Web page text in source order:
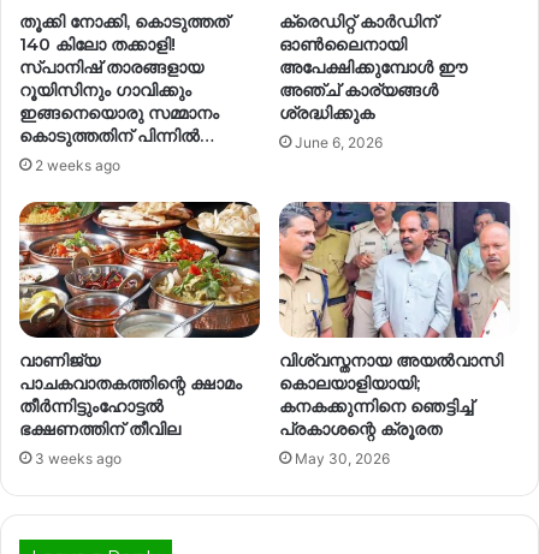
തൂക്കി നോക്കി, കൊടുത്തത്
140 കിലോ തക്കാളി!
സ്പാനിഷ് താരങ്ങളായ
റൂയിസിനും ഗാവിക്കും
ഇങ്ങനെയൊരു സമ്മാനം
കൊടുത്തതിന് പിന്നില്‍…
2 weeks ago
ക്രെഡിറ്റ് കാർഡിന്
ഓൺലൈനായി
അപേക്ഷിക്കുമ്പോൾ ഈ
അഞ്ച് കാര്യങ്ങൾ
ശ്രദ്ധിക്കുക
June 6, 2026
വാണിജ്യ
പാചകവാതകത്തിന്റെ ക്ഷാമം
തീര്‍ന്നിട്ടുംഹോട്ടല്‍
ഭക്ഷണത്തിന് തീവില
3 weeks ago
വിശ്വസ്തനായ അയൽവാസി
കൊലയാളിയായി;
കനകക്കുന്നിനെ ഞെട്ടിച്ച്
പ്രകാശന്റെ ക്രൂരത
May 30, 2026